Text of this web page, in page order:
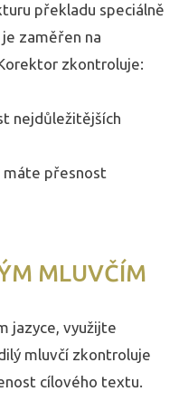
překladu speciálně
zaměřen na
zkontroluje:
nejdůležitějších
máte přesnost
MLUVČÍM
jazyce, využijte
mluvčí zkontroluje
cílového textu.